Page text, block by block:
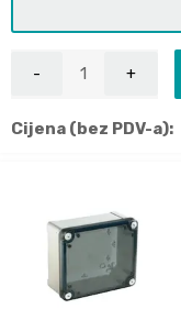
Cijena (bez PDV-a):